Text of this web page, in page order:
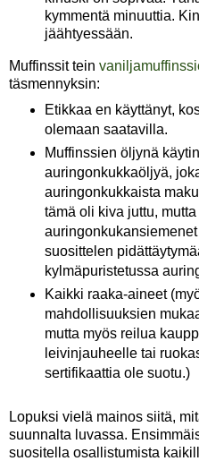
kymmentä minuuttia.
jäähtyessään.
Muffinssit tein
täsmennyksin:
Etikkaa en käyttänyt,
olemaan saatavilla.
Muffinssien öljynä
auringonkukkaöljyä,
auringonkukkaista
tämä oli kiva juttu,
suosittelen
kylmäpuristetussa
Kaikki raaka-aineet
mahdollisuuksien
mutta myös reilua
leivinjauheelle tai
sertifikaattia ole suotu.)
Lopuksi vielä mainos siitä,
suunnalta luvassa.
suositella osallistumista